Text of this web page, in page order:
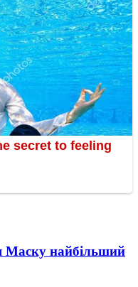
Маску найбільший